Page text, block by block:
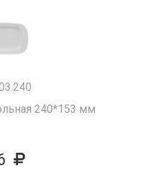
240*153 мм